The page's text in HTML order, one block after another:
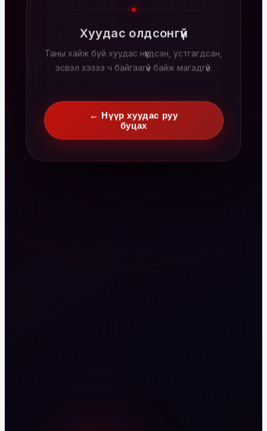
Хуудас олдсонгүй
Таны хайж буй хуудас нүүгдсэн, устгагдсан,
эсвэл хэзээ ч байгаагүй байж магадгүй.
← Нүүр хуудас руу
буцах